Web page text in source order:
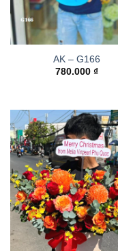
AK – G166
780.000 ₫